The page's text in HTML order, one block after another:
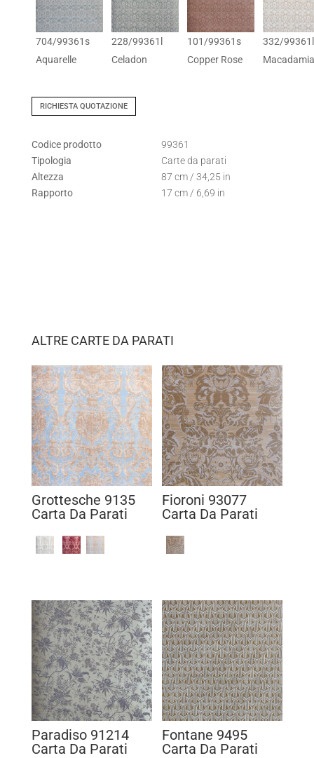
704/99361s
Aquarelle
228/99361l
Celadon
101/99361s
Copper Rose
332/99361l
Macadamia
RICHIESTA QUOTAZIONE
Codice prodotto
99361
Tipologia
Carte da parati
Altezza
87 cm / 34,25 in
Rapporto
17 cm / 6,69 in
ALTRE CARTE DA PARATI
Grottesche 9135
Carta Da Parati
Fioroni 93077
Carta Da Parati
Paradiso 91214
Carta Da Parati
Fontane 9495
Carta Da Parati